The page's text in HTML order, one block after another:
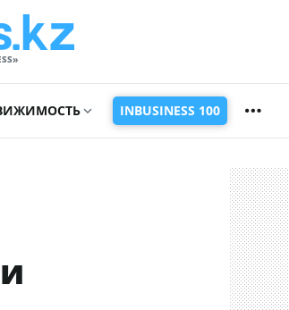
INBUSINESS 100